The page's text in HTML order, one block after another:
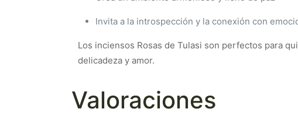
Invita a la introspección y la conexión con
Los inciensos Rosas de Tulasi son perfectos para
delicadeza y amor.
Valoraciones